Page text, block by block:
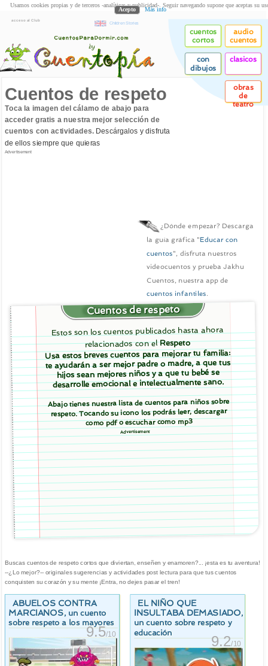
acceso al Club
Children Stories
cuentos
cortos
audio
cuentos
con
dibujos
clasicos
obras
de
teatro
Cuentos de respeto
Toca la imagen del cálamo de abajo para
acceder gratis a nuestra mejor selección de
cuentos con actividades.Descárgalos y disfruta
de ellos siempre que quieras
Advertisement
¿Dónde empezar? Descarga
la guía gráfica "Educar con
cuentos", disfruta nuestros
videocuentos y prueba Jakhu
Cuentos, nuestra app de
cuentos infantiles.
Cuentos de respeto
Estos son los cuentos publicados hasta ahora
relacionados con elRespeto
Usa estos breves cuentos para mejorar tu familia:
te ayudarán a ser mejor padre o madre, a que tus
hijos sean mejores niños y a que tu bebé se
desarrolle emocional e intelectualmente sano.
Abajo tienes nuestra lista de cuentos para niños sobre
respeto. Tocando su icono los podrás leer, descargar
como pdf o escuchar como mp3
Advertisement
Buscas cuentos de respeto cortos que diviertan, enseñen y enamoren?... ¡esta es tu aventura!
--¿Lo mejor?-- originales sugerencias y actividades post lectura para que tus cuentos
conquisten su corazón y su mente ¡Entra, no dejes pasar el tren!
ABUELOS CONTRA
MARCIANOS, un cuento
sobre respeto a los mayores
9.5/10
EL NIÑO QUE
INSULTABA DEMASIADO,
un cuento sobre respeto y
educación
9.2/10
Usamos cookies propias y de terceros -analíticas y publicidad-. Seguir navegando supone que aceptas su
Acepto Más info